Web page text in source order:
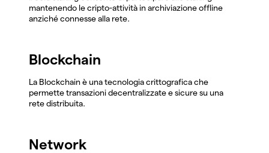
mantenendo le cripto-attività in archiviazione offline
anziché connesse alla rete.
Blockchain
La Blockchain è una tecnologia crittografica che
permette transazioni decentralizzate e sicure su una
rete distribuita.
Network